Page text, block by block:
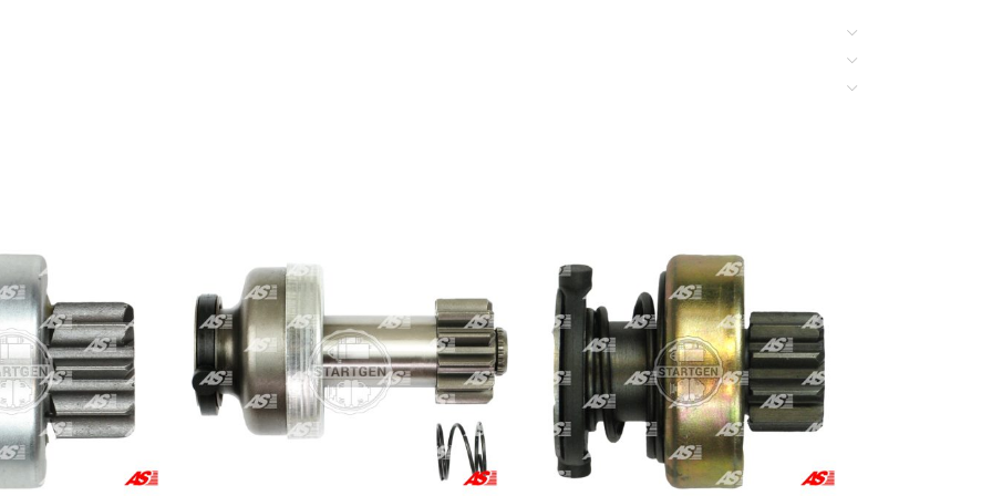
M191T18271, M357X91372, M57X91372
Evasion 2.0 HDi 16V, Evasion 2.0 TD, Evasion 2.1 TD, Jumper 1.9 Diesel, Jumper 1.9 TD, Jumper 1.9 TD 4×4, Jumper
2.1 TD 12V, XM 2.1 Diesel, XM 2.1 Diesel D12 VSX, XM 2.1 TD 12V, Xsara 1.4 HDi, Xsara 1.6 HDi Picasso, Xsara 1.8 16V
Ulysse 1.9 TD, Ulysse 2.0 JTD, Ulysse 2.0 Multijet, Ulysse 2.1 TD, Ulysse 2.2 JTD
2.2 JTD, Zeta 2.0 JTD
1.5 DCi X76, Micra 1.5 DCi, Note 1.5 DCi, Qashqai 1.5 DCi, Tiida 1.5 DCi